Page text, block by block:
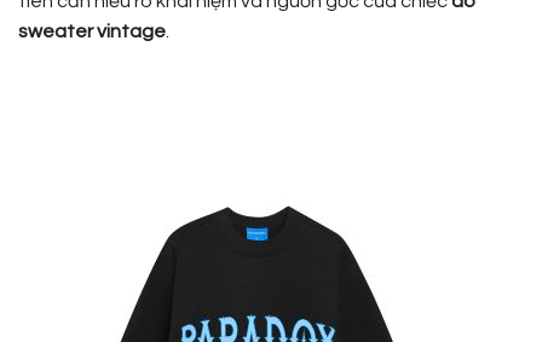
sweater vintage